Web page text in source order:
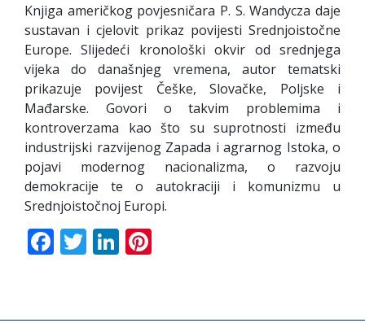
Knjiga američkog povjesničara P. S. Wandycza daje
sustavan i cjelovit prikaz povijesti Srednjoistočne
Europe. Slijedeći kronološki okvir od srednjega
vijeka do današnjeg vremena, autor tematski
prikazuje povijest Češke, Slovačke, Poljske i
Mađarske. Govori o takvim problemima i
kontroverzama kao što su suprotnosti između
industrijski razvijenog Zapada i agrarnog Istoka, o
pojavi modernog nacionalizma, o razvoju
demokracije te o autokraciji i komunizmu u
Srednjoistočnoj Europi.
Facebook
TwitterLinkedIn